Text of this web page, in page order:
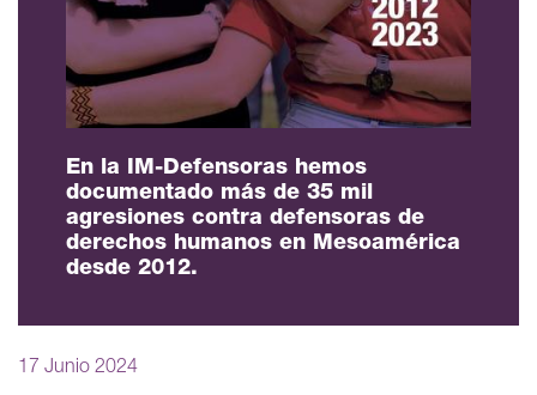
En la IM-Defensoras hemos
documentado más de 35 mil
agresiones contra defensoras de
derechos humanos en Mesoamérica
desde 2012.
17 Junio 2024